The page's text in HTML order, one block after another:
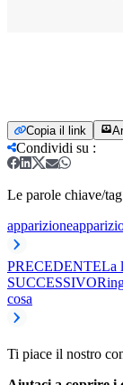
Copia il link
Condividi su :
Le parole chiave/
apparizione
PRECEDENTELa
SUCCESSIVO
cosa
Ti piace il nostro